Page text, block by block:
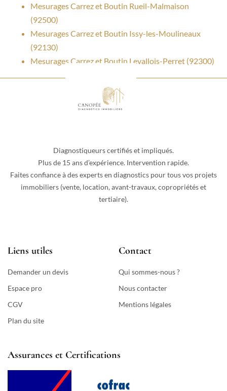
Mesurages Carrez et Boutin Rueil-Malmaison
(92500)
Mesurages Carrez et Boutin Issy-les-Moulineaux
(92130)
Mesurages Carrez et Boutin Levallois-Perret (92300)
Diagnostiqueurs certifiés et impliqués.
Plus de 15 ans d’expérience. Intervention rapide.
Faites confiance à des experts en diagnostics pour tous vos projets
immobiliers (vente, location, avant-travaux, copropriétés et
tertiaire).
Liens utiles
Demander un devis
Espace pro
CGV
Plan du site
Contact
Qui sommes-nous ?
Nous contacter
Mentions légales
Assurances et Certifications